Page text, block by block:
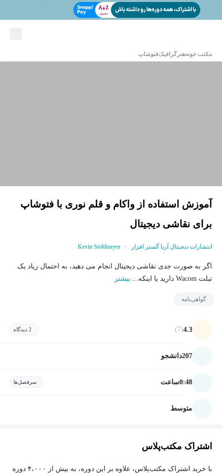
مکتب خونههنر گرافیکفتوشاپ
آموزش استفاده از واکام و قلم نوری با فتوشاپ
برای نقاشی دیجیتال
انتشارات دیجیتال آریا گستر افزار Kevin Stohlmeyer
اگر به صورت جدی نقاشی دیجیتال انجام می دهید، به احتمال زیاد یک
تبلت Wacom دارید یا اینکه...
بیشتر
گواهی‌نامه
4.3
(7) 2 دیدگاه
207دانشجو
0:48ساعت سرفصل‌ها
متوسط
اشتراک مکتب‌پلاس
با خرید اشتراک مکتب‌پلاس، علاوه بر این دوره، به بیش از ۴،۰۰۰ دوره